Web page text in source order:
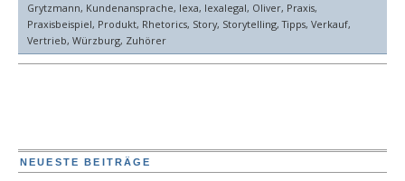
Grytzmann, Kundenansprache, lexa, lexalegal, Oliver, Praxis,
Praxisbeispiel, Produkt, Rhetorics, Story, Storytelling,Tipps, Verkauf,
Vertrieb, Würzburg, Zuhörer
NEUESTE BEITRÄGE